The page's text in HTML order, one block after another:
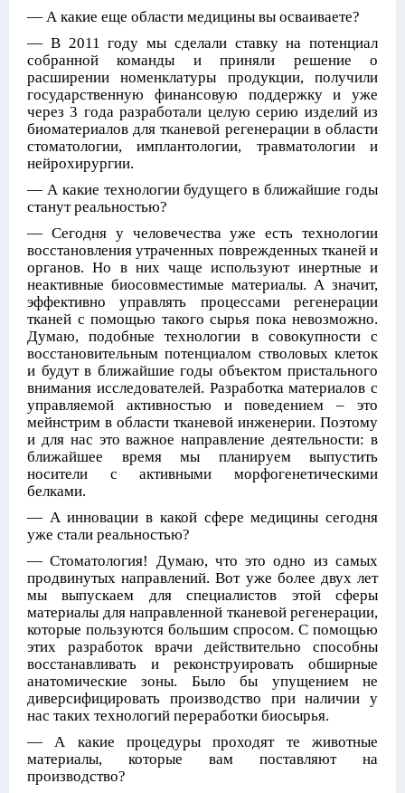
— А какие еще области медицины вы осваиваете?
— В 2011 году мы сделали ставку на потенциал
собранной команды и приняли решение о
расширении номенклатуры продукции, получили
государственную финансовую поддержку и уже
через 3 года разработали целую серию изделий из
биоматериалов для тканевой регенерации в области
стоматологии, имплантологии, травматологии и
нейрохирургии.
— А какие технологии будущего в ближайшие годы
станут реальностью?
— Сегодня у человечества уже есть технологии
восстановления утраченных поврежденных тканей и
органов. Но в них чаще используют инертные и
неактивные биосовместимые материалы. А значит,
эффективно управлять процессами регенерации
тканей с помощью такого сырья пока невозможно.
Думаю, подобные технологии в совокупности с
восстановительным потенциалом стволовых клеток
и будут в ближайшие годы объектом пристального
внимания исследователей. Разработка материалов с
управляемой активностью и поведением – это
мейнстрим в области тканевой инженерии. Поэтому
и для нас это важное направление деятельности: в
ближайшее время мы планируем выпустить
носители с активными морфогенетическими
белками.
— А инновации в какой сфере медицины сегодня
уже стали реальностью?
— Стоматология! Думаю, что это одно из самых
продвинутых направлений. Вот уже более двух лет
мы выпускаем для специалистов этой сферы
материалы для направленной тканевой регенерации,
которые пользуются большим спросом. С помощью
этих разработок врачи действительно способны
восстанавливать и реконструировать обширные
анатомические зоны. Было бы упущением не
диверсифицировать производство при наличии у
нас таких технологий переработки биосырья.
— А какие процедуры проходят те животные
материалы, которые вам поставляют на
производство?